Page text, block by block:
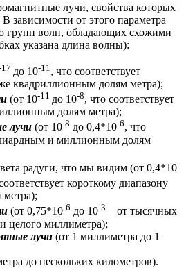
лучи, свойства которых
зависимости от этого параметра
групп волн, обладающих схожими
указана длина волны):
до 10-11 , что соответствует
квадриллионным долям метра);
(от 10-11 до 10-8, что соответствует
долям метра);
лучи (от 10-8 до 0,4*10-6, что
и миллионным долям
радуги, что мы видим (от 0,4*10-
короткому диапазону
(от 0,75*10-6 до 10-3 – от тысячных
целого миллиметра);
лучи (от 1 миллиметра до 1
до нескольких километров).